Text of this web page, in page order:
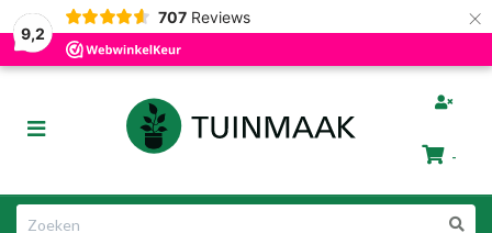
(Tuinafscheiding)
(Tuinmeubelen)
9,2
707 Reviews ×
Gratis afhalen in Groningen Razendsnelle Levering
Toggle
-
Winkelwagen